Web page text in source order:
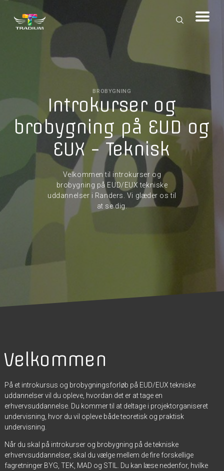
BROBYGNING
Introkurser og
brobygning på EUD og
EUX - Teknisk
Velkommen til introkurser og
brobygning på EUD/EUX tekniske
uddannelser i Randers. Vi glæder os til
at se dig.
Velkommen
På et introkursus og brobygningsforløb på EUD/EUX tekniske
uddannelser vil du opleve, hvordan det er at tage en
erhvervsuddannelse. Du kommer til at deltage i projektorganiseret
undervisning, hvor du vil opleve både teoretisk og praktisk
undervisning.
Når du skal på introkurser og brobygning på de tekniske
erhvervsuddannelser, skal du vælge mellem de fire forskellige
fagretninger BYG, TEK, MAD og STIL. Du kan læse nedenfor, hvilke